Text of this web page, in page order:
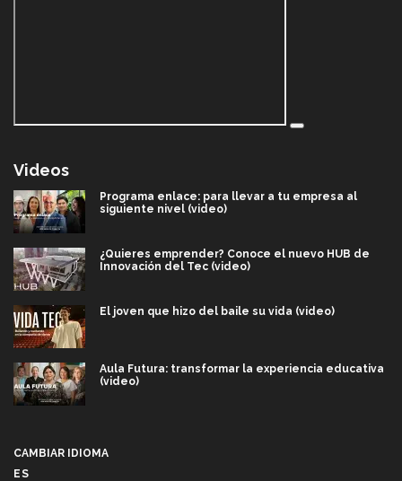
Videos
Programa enlace: para llevar a tu empresa al
siguiente nivel (video)
¿Quieres emprender? Conoce el nuevo HUB de
Innovación del Tec (video)
El joven que hizo del baile su vida (video)
Aula Futura: transformar la experiencia educativa
(video)
CAMBIAR IDIOMA
ES